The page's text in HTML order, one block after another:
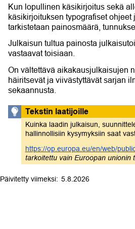
Kun lopullinen käsikirjoitus sekä
käsikirjoituksen typografiset
tarkistetaan painosmäärä,
Julkaisun tultua painosta
vastaavat toisiaan.
On vältettävä aikakausjulkaisujen
häiritsevät ja viivästyttävät sarjan
sekaannusta.
Tekstin laatijoille
Kuinka laadin julkaisun,
hallinnollisiin kysymyksiin saat
https://op.europa.eu/en/web/
tarkoitettu vain Euroopan unionin
5.8.2026